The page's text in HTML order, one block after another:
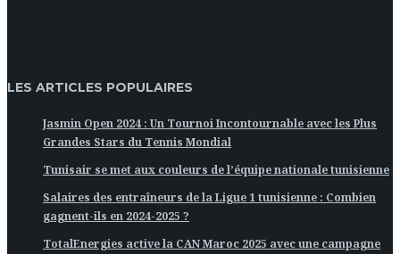
LES ARTICLES POPULAIRES
Jasmin Open 2024 : Un Tournoi Incontournable avec les Plus
Grandes Stars du Tennis Mondial
Tunisair se met aux couleurs de l’équipe nationale tunisienne
Salaires des entraîneurs de la Ligue 1 tunisienne : Combien
gagnent-ils en 2024-2025 ?
TotalEnergies active la CAN Maroc 2025 avec une campagne